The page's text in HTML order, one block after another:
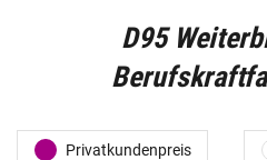
D95
Privatkundenpreis